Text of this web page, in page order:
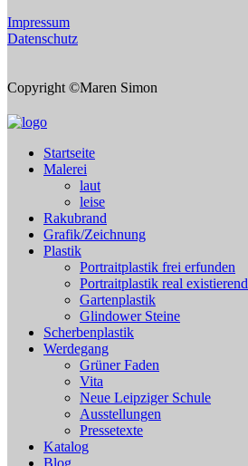
Impressum
Datenschutz
Copyright ©Maren Simon
Startseite
Malerei
laut
leise
Rakubrand
Grafik/Zeichnung
Plastik
Portraitplastik frei erfunden
Portraitplastik real existierend
Gartenplastik
Glindower Steine
Scherbenplastik
Werdegang
Grüner Faden
Vita
Neue Leipziger Schule
Ausstellungen
Pressetexte
Katalog
Blog